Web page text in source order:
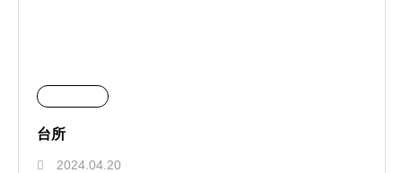
台所
2024.04.20